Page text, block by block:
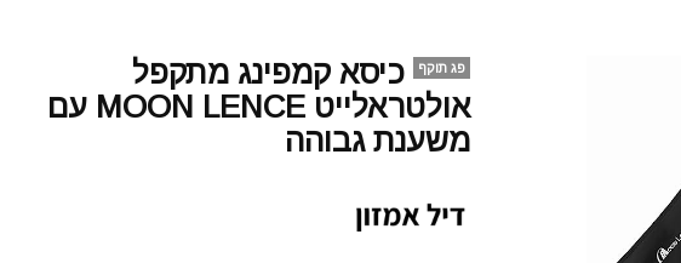
פג תוקף
כיסא קמפינג מתקפל
אולטראלייט MOON LENCE עם
משענת גבוהה